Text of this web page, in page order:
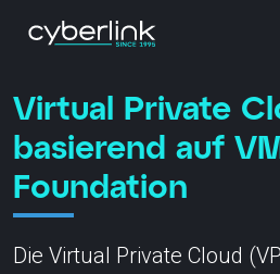
Virtual Private
basierend auf
Foundation
Die Virtual Private Cloud